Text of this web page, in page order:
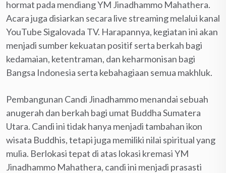
hormat pada mendiang YM Jinadhammo Mahathera.
Acara juga disiarkan secara live streaming melalui kanal
YouTube Sigalovada TV. Harapannya, kegiatan ini akan
menjadi sumber kekuatan positif serta berkah bagi
kedamaian, ketentraman, dan keharmonisan bagi
Bangsa Indonesia serta kebahagiaan semua makhluk.
Pembangunan Candi Jinadhammo menandai sebuah
anugerah dan berkah bagi umat Buddha Sumatera
Utara. Candi ini tidak hanya menjadi tambahan ikon
wisata Buddhis, tetapi juga memiliki nilai spiritual yang
mulia. Berlokasi tepat di atas lokasi kremasi YM
Jinadhammo Mahathera, candi ini menjadi prasasti